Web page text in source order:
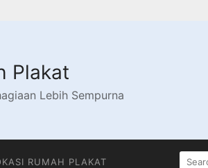
Plakat
Lebih Sempurna
RUMAH PLAKAT